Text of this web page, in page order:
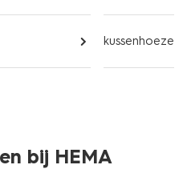
kussenhoezen
bij HEMA